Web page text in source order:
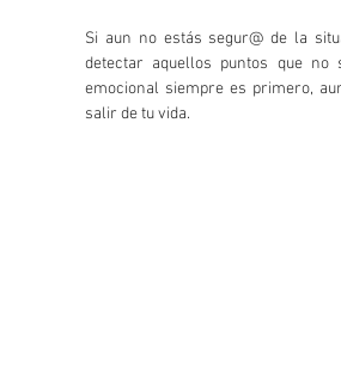
Si aun no estás segur@ de la
detectar aquellos puntos que
emocional siempre es primero,
salir de tu vida.